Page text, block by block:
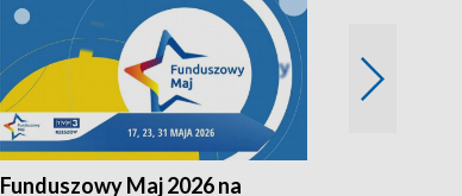
Funduszowy Maj 2026 na